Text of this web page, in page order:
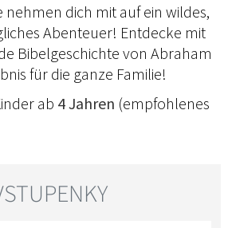
nehmen dich mit auf ein wildes,
Abenteuer! Entdecke mit
Bibelgeschichte von Abraham
für die ganze Familie!
ab 4 Jahren (empfohlenes